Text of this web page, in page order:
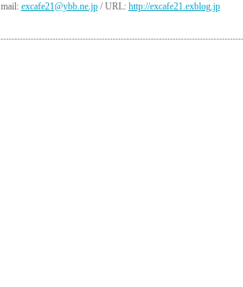
mail: excafe21@ybb.ne.jp/ URL: http://excafe21.exblog.jp